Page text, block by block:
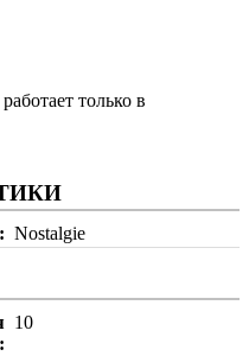
только в
Nostalgie
10